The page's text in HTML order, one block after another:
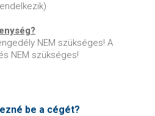
NEM szükséges! A
NEM szükséges!
be a cégét?